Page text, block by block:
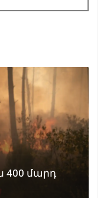
400 մարդ